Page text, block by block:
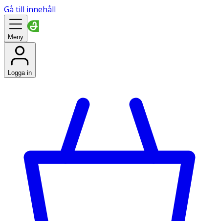
Gå till innehåll
Meny
Logga in